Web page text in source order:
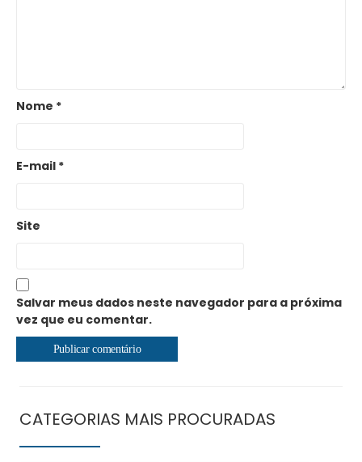
Nome *
E-mail *
Site
Salvar meus dados neste navegador para a próxima
vez que eu comentar.
CATEGORIAS MAIS PROCURADAS